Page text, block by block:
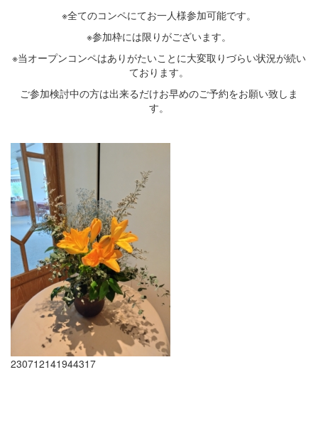
※全てのコンペにてお一人様参加可能です。
※参加枠には限りがございます。
※当オープンコンペはありがたいことに大変取りづらい状況が続い
ております。
ご参加検討中の方は出来るだけお早めのご予約をお願い致しま
す。
230712141944317